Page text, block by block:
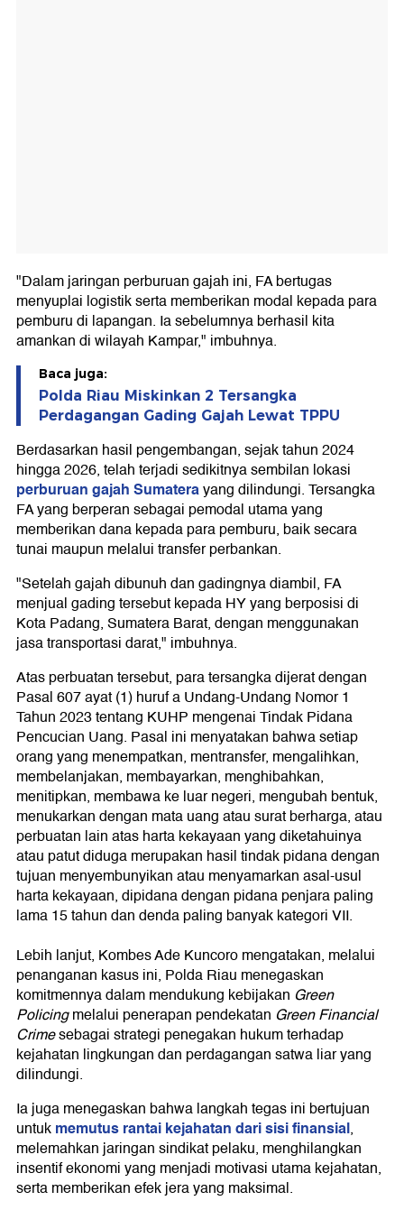
"Dalam jaringan perburuan gajah ini, FA bertugas
menyuplai logistik serta memberikan modal kepada para
pemburu di lapangan. Ia sebelumnya berhasil kita
amankan di wilayah Kampar," imbuhnya.
Baca juga:
Polda Riau Miskinkan 2 Tersangka
Perdagangan Gading Gajah Lewat TPPU
Berdasarkan hasil pengembangan, sejak tahun 2024
hingga 2026, telah terjadi sedikitnya sembilan lokasi
perburuan gajah Sumaterayang dilindungi. Tersangka
FA yang berperan sebagai pemodal utama yang
memberikan dana kepada para pemburu, baik secara
tunai maupun melalui transfer perbankan.
"Setelah gajah dibunuh dan gadingnya diambil, FA
menjual gading tersebut kepada HY yang berposisi di
Kota Padang, Sumatera Barat, dengan menggunakan
jasa transportasi darat," imbuhnya.
Atas perbuatan tersebut, para tersangka dijerat dengan
Pasal 607 ayat (1) huruf a Undang-Undang Nomor 1
Tahun 2023 tentang KUHP mengenai Tindak Pidana
Pencucian Uang. Pasal ini menyatakan bahwa setiap
orang yang menempatkan, mentransfer, mengalihkan,
membelanjakan, membayarkan, menghibahkan,
menitipkan, membawa ke luar negeri, mengubah bentuk,
menukarkan dengan mata uang atau surat berharga, atau
perbuatan lain atas harta kekayaan yang diketahuinya
atau patut diduga merupakan hasil tindak pidana dengan
tujuan menyembunyikan atau menyamarkan asal-usul
harta kekayaan, dipidana dengan pidana penjara paling
lama 15 tahun dan denda paling banyak kategori VII.
Lebih lanjut, Kombes Ade Kuncoro mengatakan, melalui
penanganan kasus ini, Polda Riau menegaskan
komitmennya dalam mendukung kebijakan Green
Policingmelalui penerapan pendekatan Green Financial
Crimesebagai strategi penegakan hukum terhadap
kejahatan lingkungan dan perdagangan satwa liar yang
dilindungi.
Ia juga menegaskan bahwa langkah tegas ini bertujuan
untukmemutus rantai kejahatan dari sisi finansial,
melemahkan jaringan sindikat pelaku, menghilangkan
insentif ekonomi yang menjadi motivasi utama kejahatan,
serta memberikan efek jera yang maksimal.